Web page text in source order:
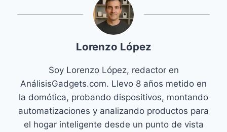
Lorenzo López
Soy Lorenzo López, redactor en
AnálisisGadgets.com. Llevo 8 años metido en
la domótica, probando dispositivos, montando
automatizaciones y analizando productos para
el hogar inteligente desde un punto de vista